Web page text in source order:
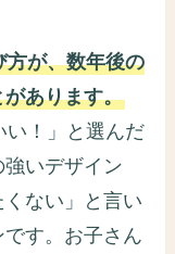
方が、数年後の
あります。
い！」と選んだ
いデザイン
ない」と言い
す。お子さん